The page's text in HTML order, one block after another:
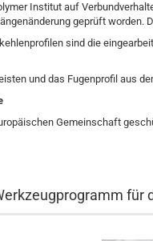
Institut auf
geprüft
sind die
und das Fugenprofil aus
Gemeinschaft
für